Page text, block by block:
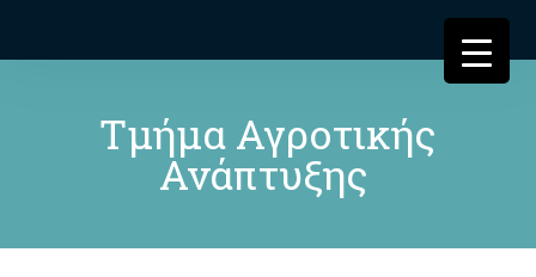
Τμήμα Αγροτικής
Ανάπτυξης